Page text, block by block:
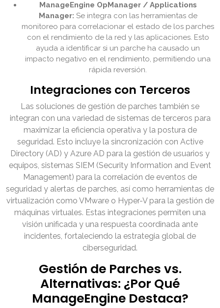
ManageEngine OpManager / Applications
Manager: Se integra con las herramientas de
monitoreo para correlacionar el estado de los parches
con el rendimiento de la red y las aplicaciones. Esto
ayuda a identificar si un parche ha causado un
impacto negativo en el rendimiento, permitiendo una
rápida reversión.
Integraciones con Terceros
Las soluciones de gestión de parches también se
integran con una variedad de sistemas de terceros para
maximizar la eficiencia operativa y la postura de
seguridad. Esto incluye la sincronización con Active
Directory (AD) y Azure AD para la gestión de usuarios y
equipos, sistemas SIEM (Security Information and Event
Management) para la correlación de eventos de
seguridad y alertas de parches, así como herramientas de
virtualización como VMware o Hyper-V para la gestión de
máquinas virtuales. Estas integraciones permiten una
visión unificada y una respuesta coordinada ante
incidentes, fortaleciendo la estrategia global de
ciberseguridad.
Gestión de Parches vs.
Alternativas: ¿Por Qué
ManageEngine Destaca?